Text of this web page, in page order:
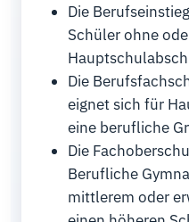
Die
Schüler ohne
Die
eignet sich für
eine berufliche
Die
Berufliche
mittlerem oder